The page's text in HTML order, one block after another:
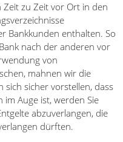
zu Zeit vor Ort in den
Bankkunden enthalten. So
nach der anderen vor
von
mahnen wir die
sich sicher vorstellen, dass
im Auge ist, werden Sie
abzuverlangen, die
dürften.